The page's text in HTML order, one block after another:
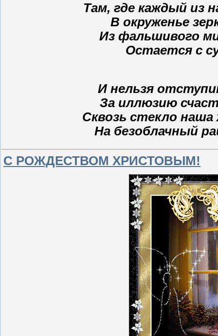
Там, где каждый из
В окруженье
Из фальшивого
Остается с
И нельзя
За иллюзию
Сквозь стекло наша
На безоблачный
С РОЖДЕСТВОМ ХРИСТОВЫМ!